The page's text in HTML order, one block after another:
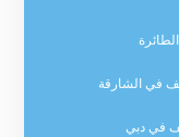
في الشارقة
في دبي